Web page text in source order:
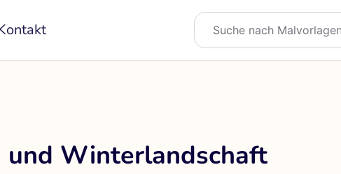
und Winterlandschaft